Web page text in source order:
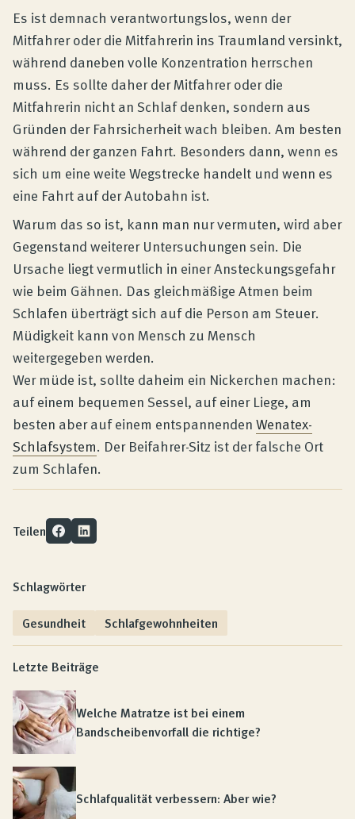
Es ist demnach verantwortungslos, wenn der
Mitfahrer oder die Mitfahrerin ins Traumland versinkt,
während daneben volle Konzentration herrschen
muss. Es sollte daher der Mitfahrer oder die
Mitfahrerin nicht an Schlaf denken, sondern aus
Gründen der Fahrsicherheit wach bleiben. Am besten
während der ganzen Fahrt. Besonders dann, wenn es
sich um eine weite Wegstrecke handelt und wenn es
eine Fahrt auf der Autobahn ist.
Warum das so ist, kann man nur vermuten, wird aber
Gegenstand weiterer Untersuchungen sein. Die
Ursache liegt vermutlich in einer Ansteckungsgefahr
wie beim Gähnen. Das gleichmäßige Atmen beim
Schlafen überträgt sich auf die Person am Steuer.
Müdigkeit kann von Mensch zu Mensch
weitergegeben werden.
Wer müde ist, sollte daheim ein Nickerchen machen:
auf einem bequemen Sessel, auf einer Liege, am
besten aber auf einem entspannendenWenatex-
Schlafsystem. Der Beifahrer-Sitz ist der falsche Ort
zum Schlafen.
Teilen
Schlagwörter
Gesundheit
Schlafgewohnheiten
Letzte Beiträge
Welche Matratze ist bei einem
Bandscheibenvorfall die richtige?
Schlafqualität verbessern: Aber wie?